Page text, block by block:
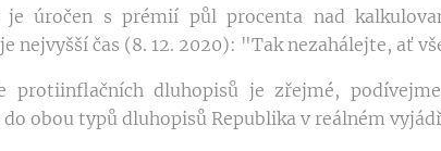
je úročen s prémií půl procenta nad
nejvyšší čas (8. 12. 2020): "Tak nezahálejte, ať
protiinflačních dluhopisů je zřejmé,
obou typů dluhopisů Republika v reálném